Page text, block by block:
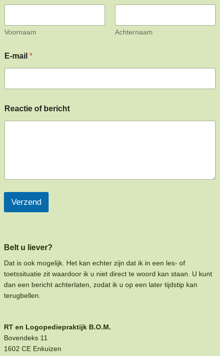
Voornaam Achternaam
-
m
*
*
E-mail *
Reactie of bericht
Verzend
Belt u liever?
Dat is ook mogelijk. Het kan echter zijn dat ik in een les- of
toetssituatie zit waardoor ik u niet direct te woord kan staan. U kunt
dan een bericht achterlaten, zodat ik u op een later tijdstip kan
terugbellen.
RT en Logopediepraktijk B.O.M.
Bovendeks 11
1602 CE Enkuizen